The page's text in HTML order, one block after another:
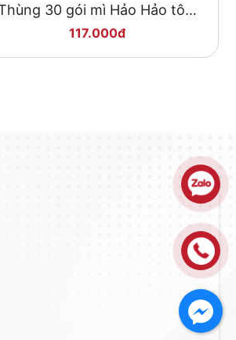
30 gói mì Hảo Hảo tôm
chua cay 75g
117.000đ